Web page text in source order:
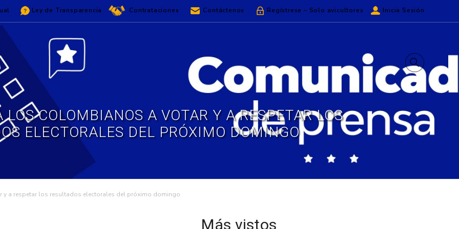
Ley de Transparencia Contrataciones Contáctenos Regístrese – Solo avicultores Inicia Sesión
COLOMBIANOS A VOTAR Y A RESPETAR LOS
ELECTORALES DEL PRÓXIMO DOMINGO
y a respetar los resultados electorales del próximo domingo
Más vistos